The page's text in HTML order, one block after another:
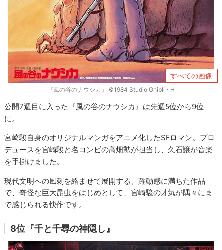
すべての画像
『風の谷のナウシカ』 ©1984 Studio Ghibli・H
公開7週目に入った『風の谷のナウシカ』は先週5位から9位
に。
宮崎駿自身のオリジナルマンガをアニメ化したSFロマン。プロ
デュースを宮崎駿と名コンビの高畑勲が担当し、久石譲が音楽
を手掛けました。
現代文明への風刺を絡ませて展開する、躍動感に満ちた作品
で、奇怪な巨大昆虫をはじめとして、宮崎駿の才気が隅々にま
で感じられる快作です。
8位『千と千尋の神隠し』